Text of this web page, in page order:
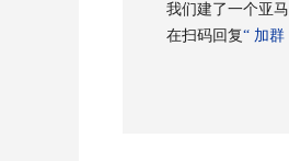
我们建了一个亚
在扫码回复“ 加群